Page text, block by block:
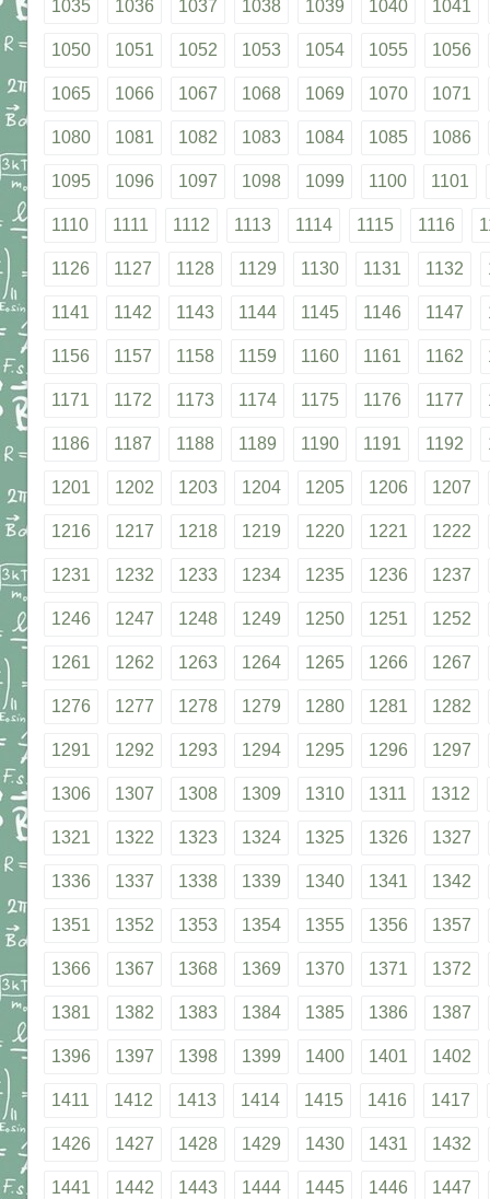
1035 1036 1037 1038 1039 1040 1041
1050 1051 1052 1053 1054 1055 1056
1065 1066 1067 1068 1069 1070 1071
1080 1081 1082 1083 1084 1085 1086
1095 1096 1097 1098 1099 1100 1101
1110 1111 1112 1113 1114 1115 1116
1126 1127 1128 1129 1130 1131 1132
1141 1142 1143 1144 1145 1146 1147
1156 1157 1158 1159 1160 1161 1162
1171 1172 1173 1174 1175 1176 1177
1186 1187 1188 1189 1190 1191 1192
1201 1202 1203 1204 1205 1206 1207
1216 1217 1218 1219 1220 1221 1222
1231 1232 1233 1234 1235 1236 1237
1246 1247 1248 1249 1250 1251 1252
1261 1262 1263 1264 1265 1266 1267
1276 1277 1278 1279 1280 1281 1282
1291 1292 1293 1294 1295 1296 1297
1306 1307 1308 1309 1310 1311 1312
1321 1322 1323 1324 1325 1326 1327
1336 1337 1338 1339 1340 1341 1342
1351 1352 1353 1354 1355 1356 1357
1366 1367 1368 1369 1370 1371 1372
1381 1382 1383 1384 1385 1386 1387
1396 1397 1398 1399 1400 1401 1402
1411 1412 1413 1414 1415 1416 1417
1426 1427 1428 1429 1430 1431 1432
1441 1442 1443 1444 1445 1446 1447